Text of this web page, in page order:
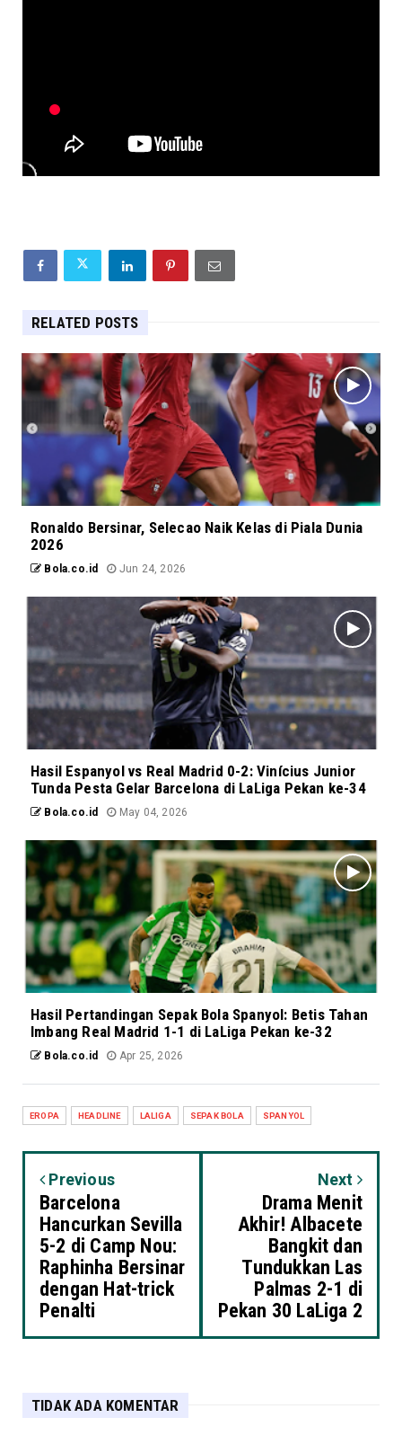
RELATED POSTS
Ronaldo Bersinar, Selecao Naik Kelas di Piala Dunia
2026
Bola.co.id Jun 24, 2026
Hasil Espanyol vs Real Madrid 0-2: Vinícius Junior
Tunda Pesta Gelar Barcelona di LaLiga Pekan ke-34
Bola.co.id May 04, 2026
Hasil Pertandingan Sepak Bola Spanyol: Betis Tahan
Imbang Real Madrid 1-1 di LaLiga Pekan ke-32
Bola.co.id Apr 25, 2026
EROPA HEADLINE LALIGA SEPAK BOLA SPANYOL
Previous
Barcelona
Hancurkan Sevilla
5-2 di Camp Nou:
Raphinha Bersinar
dengan Hat-trick
Penalti
Next
Drama Menit
Akhir! Albacete
Bangkit dan
Tundukkan Las
Palmas 2-1 di
Pekan 30 LaLiga 2
TIDAK ADA KOMENTAR